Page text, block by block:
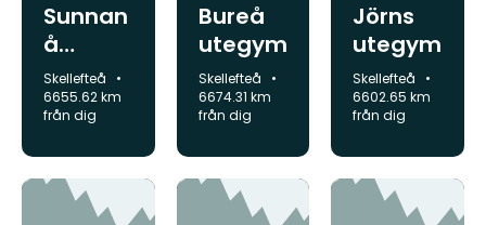
Sunnan
å
utegym
Kommun:
Skellefteå
6655.62 km
från dig
Bureå
utegym
Kommun:
Skellefteå
6674.31 km
från dig
Jörns
utegym
Kommun:
Skellefteå
6602.65 km
från dig